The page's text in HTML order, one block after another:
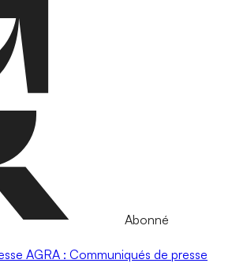
Abonné
AGRA : Communiqués de presse